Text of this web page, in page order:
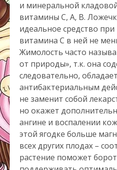
и минеральной
витамины С, А, В.
идеальное средство при
витамина С в ней не
Жимолость часто
от природы», т.к. она
следовательно, обладает
антибактериальным
не заменит собой
но окажет
ангине и воспалении
этой ягодке больше
всех других плодах –
растение поможет